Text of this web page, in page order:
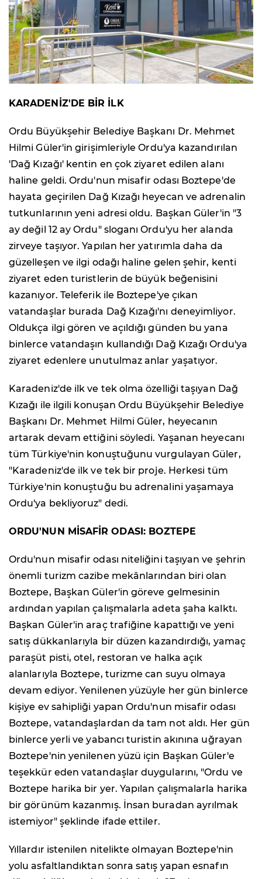
KARADENİZ'DE BİR İLK
Ordu Büyükşehir Belediye Başkanı Dr. Mehmet
Hilmi Güler'in girişimleriyle Ordu'ya kazandırılan
'Dağ Kızağı' kentin en çok ziyaret edilen alanı
haline geldi. Ordu'nun misafir odası Boztepe'de
hayata geçirilen Dağ Kızağı heyecan ve adrenalin
tutkunlarının yeni adresi oldu. Başkan Güler'in "3
ay değil 12 ay Ordu" sloganı Ordu'yu her alanda
zirveye taşıyor. Yapılan her yatırımla daha da
güzelleşen ve ilgi odağı haline gelen şehir, kenti
ziyaret eden turistlerin de büyük beğenisini
kazanıyor. Teleferik ile Boztepe'ye çıkan
vatandaşlar burada Dağ Kızağı'nı deneyimliyor.
Oldukça ilgi gören ve açıldığı günden bu yana
binlerce vatandaşın kullandığı Dağ Kızağı Ordu'ya
ziyaret edenlere unutulmaz anlar yaşatıyor.
Karadeniz'de ilk ve tek olma özelliği taşıyan Dağ
Kızağı ile ilgili konuşan Ordu Büyükşehir Belediye
Başkanı Dr. Mehmet Hilmi Güler, heyecanın
artarak devam ettiğini söyledi. Yaşanan heyecanı
tüm Türkiye'nin konuştuğunu vurgulayan Güler,
"Karadeniz'de ilk ve tek bir proje. Herkesi tüm
Türkiye'nin konuştuğu bu adrenalini yaşamaya
Ordu'ya bekliyoruz" dedi.
ORDU'NUN MİSAFİR ODASI: BOZTEPE
Ordu'nun misafir odası niteliğini taşıyan ve şehrin
önemli turizm cazibe mekânlarından biri olan
Boztepe, Başkan Güler'in göreve gelmesinin
ardından yapılan çalışmalarla adeta şaha kalktı.
Başkan Güler'in araç trafiğine kapattığı ve yeni
satış dükkanlarıyla bir düzen kazandırdığı, yamaç
paraşüt pisti, otel, restoran ve halka açık
alanlarıyla Boztepe, turizme can suyu olmaya
devam ediyor. Yenilenen yüzüyle her gün binlerce
kişiye ev sahipliği yapan Ordu'nun misafir odası
Boztepe, vatandaşlardan da tam not aldı. Her gün
binlerce yerli ve yabancı turistin akınına uğrayan
Boztepe'nin yenilenen yüzü için Başkan Güler'e
teşekkür eden vatandaşlar duygularını, "Ordu ve
Boztepe harika bir yer. Yapılan çalışmalarla harika
bir görünüm kazanmış. İnsan buradan ayrılmak
istemiyor" şeklinde ifade ettiler.
Yıllardır istenilen nitelikte olmayan Boztepe'nin
yolu asfaltlandıktan sonra satış yapan esnafın